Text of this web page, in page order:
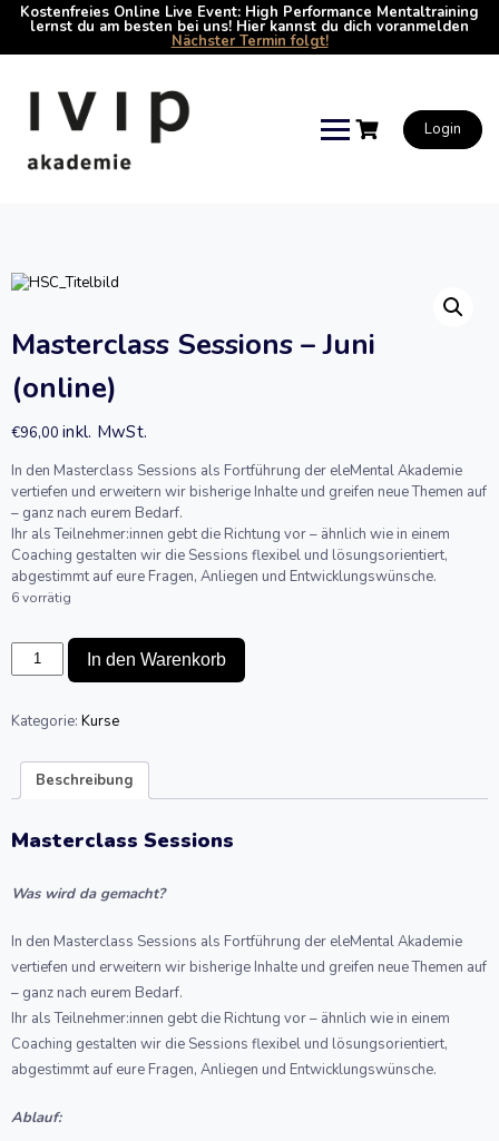
Kostenfreies Online Live Event: High Performance Mentaltraining
lernst du am besten bei uns! Hier kannst du dich voranmelden
Nächster Termin folgt!
Login
Masterclass Sessions – Juni
(online)
€96,00 inkl. MwSt.
In den Masterclass Sessions als Fortführung der eleMental Akademie
vertiefen und erweitern wir bisherige Inhalte und greifen neue Themen auf
– ganz nach eurem Bedarf.
Ihr als Teilnehmer:innen gebt die Richtung vor – ähnlich wie in einem
Coaching gestalten wir die Sessions flexibel und lösungsorientiert,
abgestimmt auf eure Fragen, Anliegen und Entwicklungswünsche.
6 vorrätig
Masterclass
Sessions
Juni
(online)
Menge
In den Warenkorb
Kategorie: Kurse
Beschreibung
Masterclass Sessions
Was wird da gemacht?
In den Masterclass Sessions als Fortführung der eleMental Akademie
vertiefen und erweitern wir bisherige Inhalte und greifen neue Themen auf
– ganz nach eurem Bedarf.
Ihr als Teilnehmer:innen gebt die Richtung vor – ähnlich wie in einem
Coaching gestalten wir die Sessions flexibel und lösungsorientiert,
abgestimmt auf eure Fragen, Anliegen und Entwicklungswünsche.
Ablauf: